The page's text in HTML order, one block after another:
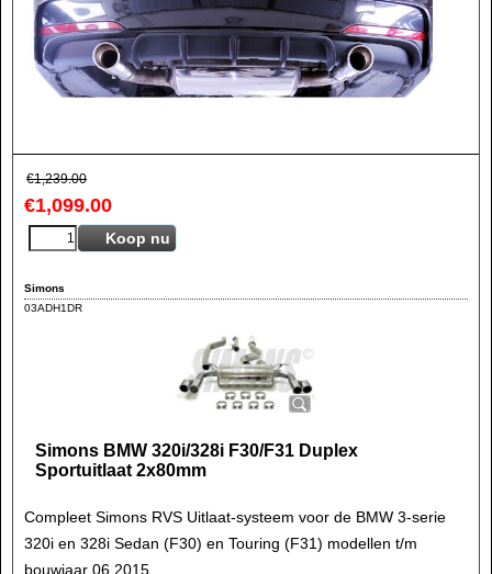
€1,239.00
€1,099.00
Koop nu
Simons
03ADH1DR
Simons BMW 320i/328i F30/F31 Duplex
Sportuitlaat 2x80mm
Compleet Simons RVS Uitlaat-systeem voor de BMW 3-serie
320i en 328i Sedan (F30) en Touring (F31) modellen t/m
bouwjaar 06.2015.